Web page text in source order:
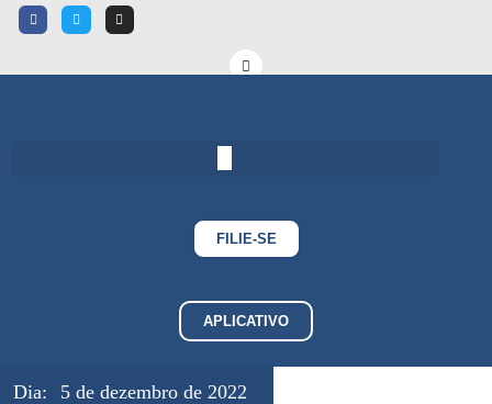
FILIE-SE
APLICATIVO
Dia: 5 de dezembro de 2022